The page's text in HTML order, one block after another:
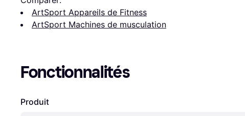
ArtSport Appareils de Fitness
ArtSport Machines de musculation
Fonctionnalités
Produit